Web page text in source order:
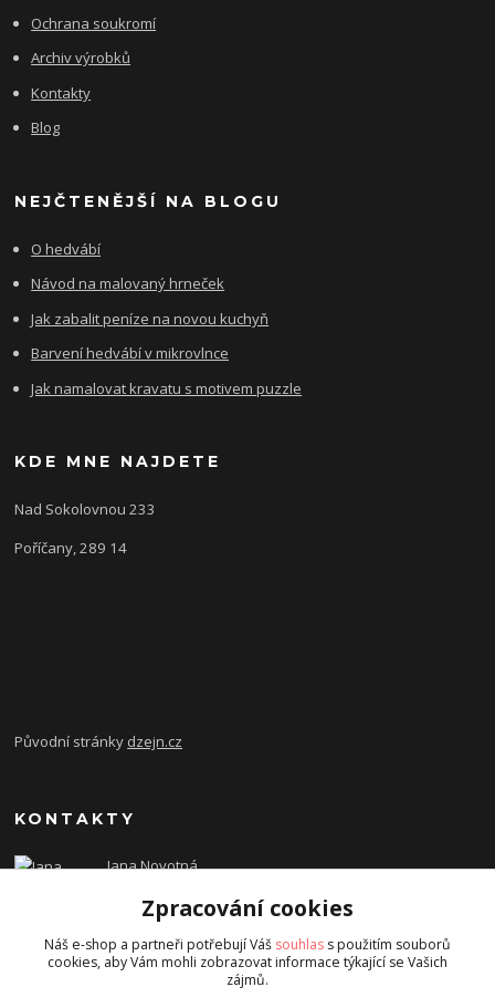
Ochrana soukromí
Archiv výrobků
Kontakty
Blog
NEJČTENĚJŠÍ NA BLOGU
O hedvábí
Návod na malovaný hrneček
Jak zabalit peníze na novou kuchyň
Barvení hedvábí v mikrovlnce
Jak namalovat kravatu s motivem puzzle
KDE MNE NAJDETE
Nad Sokolovnou 233
Poříčany, 289 14
Původní stránky dzejn.cz
KONTAKTY
Jana Novotná
dzejn.n@email.cz
Zpracování cookies
Náš e-shop a partneři potřebují Váš souhlas s použitím souborů
cookies, aby Vám mohli zobrazovat informace týkající se Vašich
zájmů.